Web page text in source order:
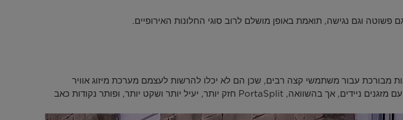
מבורכת עבור משתמשי קצה רבים, שכן הם לא יכלו להרשות לעצמם מערכת מיזוג אוויר
מפוצלת או לא הורשו לעשות זאת. אירופאים רבים חיפשו הקלה במהלך הקיצים החמים יותר ויותר עם מזגנים ניידים, אך בהשוואה, PortaSplit חזק יותר, יעיל יותר ושקט יותר, ופותר נקודות כאב